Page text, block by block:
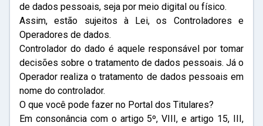
de dados pessoais, seja por meio digital ou físico.
Assim, estão sujeitos à Lei, os Controladores e
Operadores de dados.
Controlador do dado é aquele responsável por tomar
decisões sobre o tratamento de dados pessoais. Já o
Operador realiza o tratamento de dados pessoais em
nome do controlador.
O que você pode fazer no Portal dos Titulares?
Em consonância com o artigo 5º, VIII, e artigo 15, III,